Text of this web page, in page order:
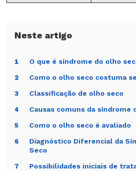
1 O que é síndrome do olho
2 Como o olho seco costuma
3 Classificação de olho seco
4 Causas comuns da síndrome
5 Como o olho seco é avaliado
6
Diagnóstico Diferencial da
Seco
7 Possibilidades iniciais de